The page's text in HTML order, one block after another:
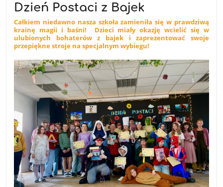
Dzień Postaci z Bajek
Całkiem niedawno nasza szkoła zamieniła się w prawdziwą
krainę magii i baśni! Dzieci miały okazję wcielić się w
ulubionych bohaterów z bajek i zaprezentować swoje
przepiękne stroje na specjalnym wybiegu!